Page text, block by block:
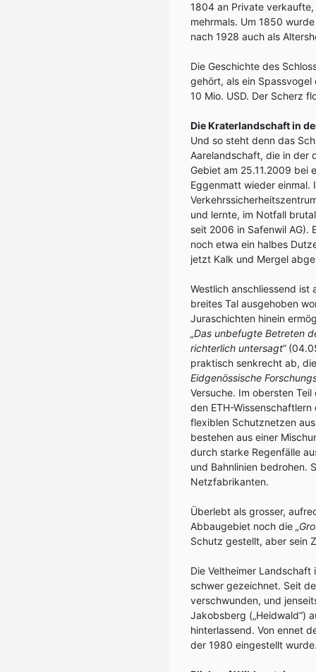
1804 an Private
mehrmals. Um 1850
nach 1928 auch als
Die Geschichte des
gehört, als ein
10 Mio. USD. Der Scherz
Die Kraterlandschaft in
Und so steht denn das
Aarelandschaft, die in der
Gebiet am 25.11.2009 bei
Eggenmatt wieder einmal.
und lernte, im Notfall
seit 2006 in Safenwil AG).
noch etwa ein halbes
jetzt Kalk und Mergel
Westlich anschliessend ist
breites Tal ausgehoben
Juraschichten hinein
„Das unbefugte Betreten
richterlich untersagt“
praktisch senkrecht ab,
Eidgenössische
Versuche. Im obersten
den ETH-
flexiblen Schutznetzen
bestehen aus einer
durch starke Regenfälle
und Bahnlinien bedrohen.
Netzfabrikanten.
Überlebt als grosser,
Abbaugebiet noch die
Schutz gestellt, aber sein
Die Veltheimer
schwer gezeichnet. Seit
verschwunden, und
Jakobsberg („Heidwald“)
hinterlassend. Von ennet
der 1980 eingestellt